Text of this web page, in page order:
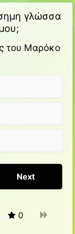
γλώσσα
του Μαρόκο
0